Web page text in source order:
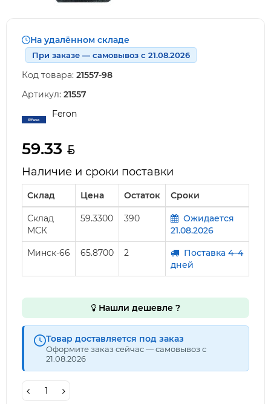
На удалённом складе
При заказе — самовывоз с 21.08.2026
Код товара: 21557-98
Артикул: 21557
Feron
59.33
Наличие и сроки поставки
Склад Цена Остаток Сроки
Склад
МСК
59.3300 390
Ожидается
21.08.2026
Минск-66 65.8700 2
Поставка 4–4
дней
Нашли дешевле ?
Товар доставляется под заказ
Оформите заказ сейчас — самовывоз с
21.08.2026